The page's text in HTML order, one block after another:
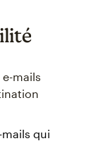
mails
mails qui